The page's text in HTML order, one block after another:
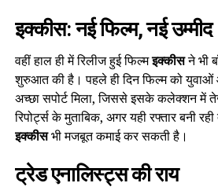
इक्कीस: नई फिल्म, नई उम्मीद
वहीं हाल ही में रिलीज हुई फिल्मइक्कीसने भी
शुरुआत की है। पहले ही दिन फिल्म को
अच्छा सपोर्ट मिला, जिससे इसके कलेक्शन में
रिपोर्ट्स के मुताबिक, अगर यही रफ्तार बनी
इक्कीसभी मजबूत कमाई कर सकती है।
ट्रेड एनालिस्ट्स की राय